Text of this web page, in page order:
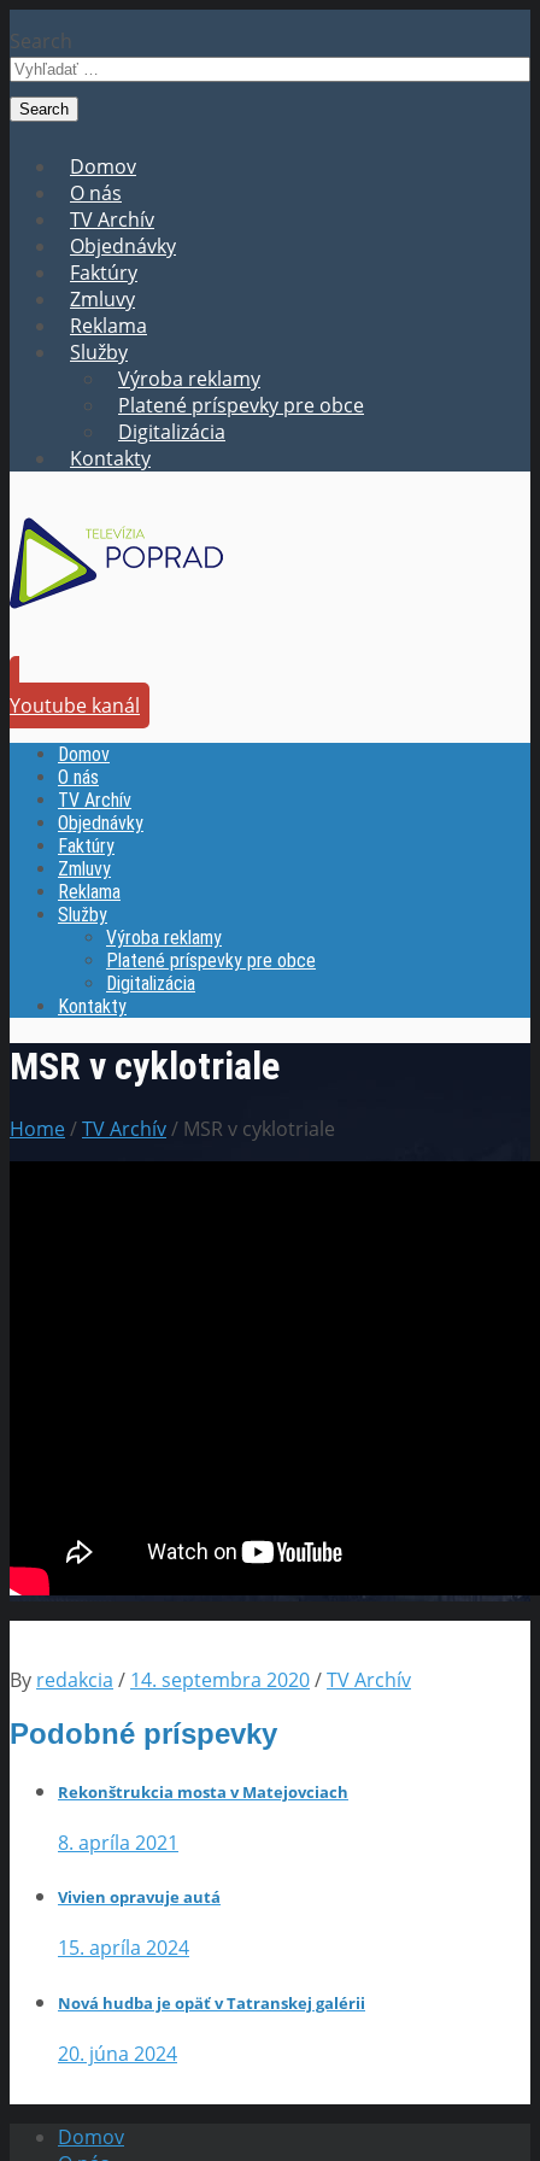
Search
Domov
O nás
TV Archív
Objednávky
Faktúry
Zmluvy
Reklama
Služby
Výroba reklamy
Platené príspevky pre obce
Digitalizácia
Kontakty
Youtube kanál
Domov
O nás
TV Archív
Objednávky
Faktúry
Zmluvy
Reklama
Služby
Výroba reklamy
Platené príspevky pre obce
Digitalizácia
Kontakty
MSR v cyklotriale
Home/TV Archív/ MSR v cyklotriale
By redakcia / 14. septembra 2020/TV Archív
Podobné príspevky
Rekonštrukcia mosta v Matejovciach
8. apríla 2021
Vivien opravuje autá
15. apríla 2024
Nová hudba je opäť v Tatranskej galérii
20. júna 2024
Domov